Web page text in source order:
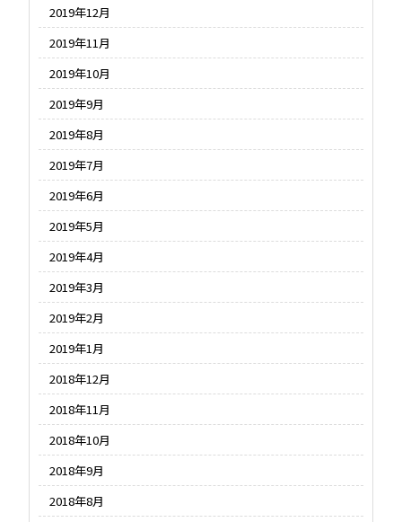
2019年12月
2019年11月
2019年10月
2019年9月
2019年8月
2019年7月
2019年6月
2019年5月
2019年4月
2019年3月
2019年2月
2019年1月
2018年12月
2018年11月
2018年10月
2018年9月
2018年8月